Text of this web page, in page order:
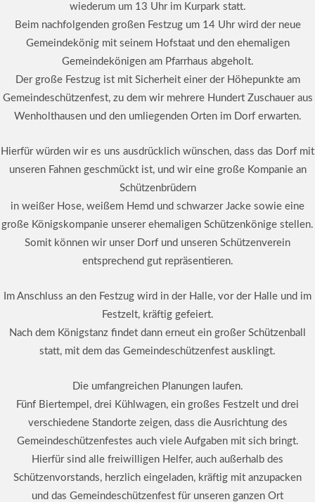
wiederum um 13 Uhr im Kurpark statt.
Beim nachfolgenden großen Festzug um 14 Uhr wird der neue
Gemeindekönig mit seinem Hofstaat und den ehemaligen
Gemeindekönigen am Pfarrhaus abgeholt.
Der große Festzug ist mit Sicherheit einer der Höhepunkte am
Gemeindeschützenfest, zu dem wir mehrere Hundert Zuschauer aus
Wenholthausen und den umliegenden Orten im Dorf erwarten.
Hierfür würden wir es uns ausdrücklich wünschen, dass das Dorf mit
unseren Fahnen geschmückt ist, und wir eine große Kompanie an
Schützenbrüdern
in weißer Hose, weißem Hemd und schwarzer Jacke sowie eine
große Königskompanie unserer ehemaligen Schützenkönige stellen.
Somit können wir unser Dorf und unseren Schützenverein
entsprechend gut repräsentieren.
Im Anschluss an den Festzug wird in der Halle, vor der Halle und im
Festzelt, kräftig gefeiert.
Nach dem Königstanz findet dann erneut ein großer Schützenball
statt, mit dem das Gemeindeschützenfest ausklingt.
Die umfangreichen Planungen laufen.
Fünf Biertempel, drei Kühlwagen, ein großes Festzelt und drei
verschiedene Standorte zeigen, dass die Ausrichtung des
Gemeindeschützenfestes auch viele Aufgaben mit sich bringt.
Hierfür sind alle freiwilligen Helfer, auch außerhalb des
Schützenvorstands, herzlich eingeladen, kräftig mit anzupacken
und das Gemeindeschützenfest für unseren ganzen Ort